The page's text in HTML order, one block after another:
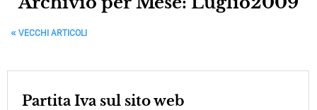
L’Accademia Del Wedding
POST NAVIGATION
« VECCHI ARTICOLI
partita Iva sul sito web